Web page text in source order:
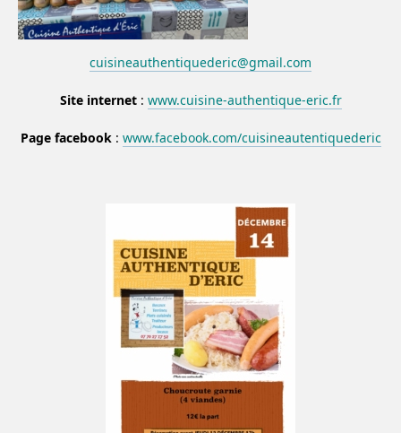
cuisineauthentiquederic@gmail.com
Site internet: www.cuisine-authentique-eric.fr
Page facebook: www.facebook.com/cuisineautentiquederic